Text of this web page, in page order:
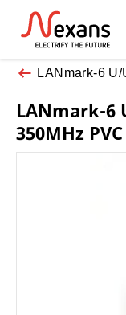
LANmark-6
LANmark-6
350MHz